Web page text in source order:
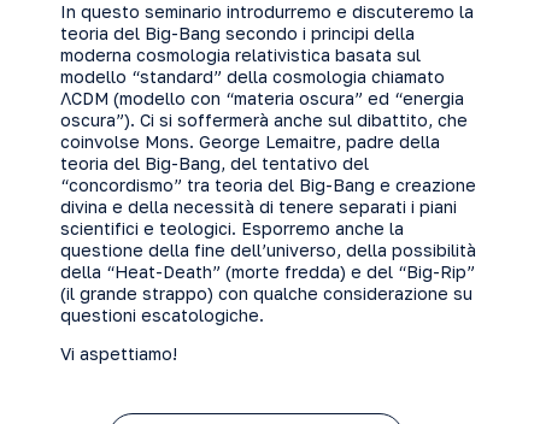
In questo seminario introdurremo e discuteremo la
teoria del Big-Bang secondo i principi della
moderna cosmologia relativistica basata sul
modello “standard” della cosmologia chiamato
ΛCDM (modello con “materia oscura” ed “energia
oscura”). Ci si soffermerà anche sul dibattito, che
coinvolse Mons. George Lemaitre, padre della
teoria del Big-Bang, del tentativo del
“concordismo” tra teoria del Big-Bang e creazione
divina e della necessità di tenere separati i piani
scientifici e teologici. Esporremo anche la
questione della fine dell’universo, della possibilità
della “Heat-Death” (morte fredda) e del “Big-Rip”
(il grande strappo) con qualche considerazione su
questioni escatologiche.
Vi aspettiamo!